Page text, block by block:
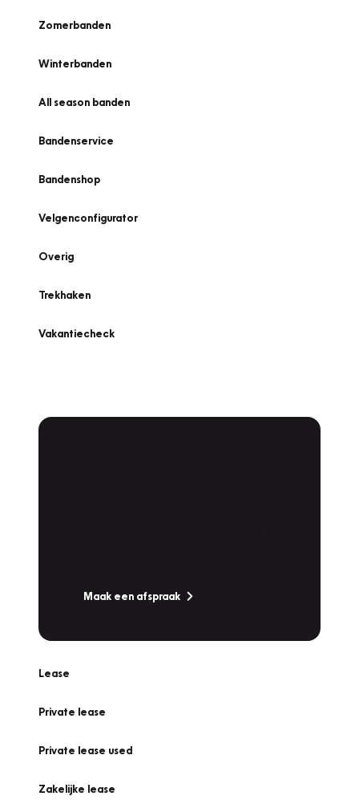
Zomerbanden
Winterbanden
All season banden
Bandenservice
Bandenshop
Velgenconfigurator
Overig
Trekhaken
Vakantiecheck
Maak een afspraak
Lease
Private lease
Private lease used
Zakelijke lease